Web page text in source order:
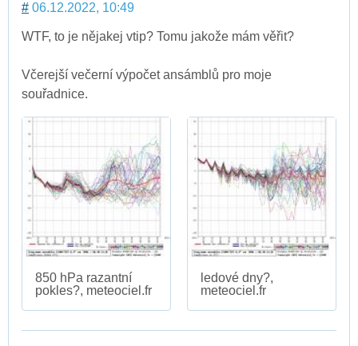
# 06.12.2022, 10:49
WTF, to je nějakej vtip? Tomu jakože mám věřit?
Včerejší večerní výpočet ansámblů pro moje
souřadnice.
850 hPa razantní
pokles?, meteociel.fr
ledové dny?,
meteociel.fr